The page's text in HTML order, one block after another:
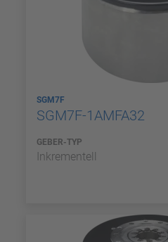
SGM7F
SGM7F-1AMFA32
GEBER-TYP
Inkrementell